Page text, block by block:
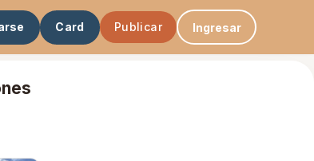
Card Publicar Ingresar